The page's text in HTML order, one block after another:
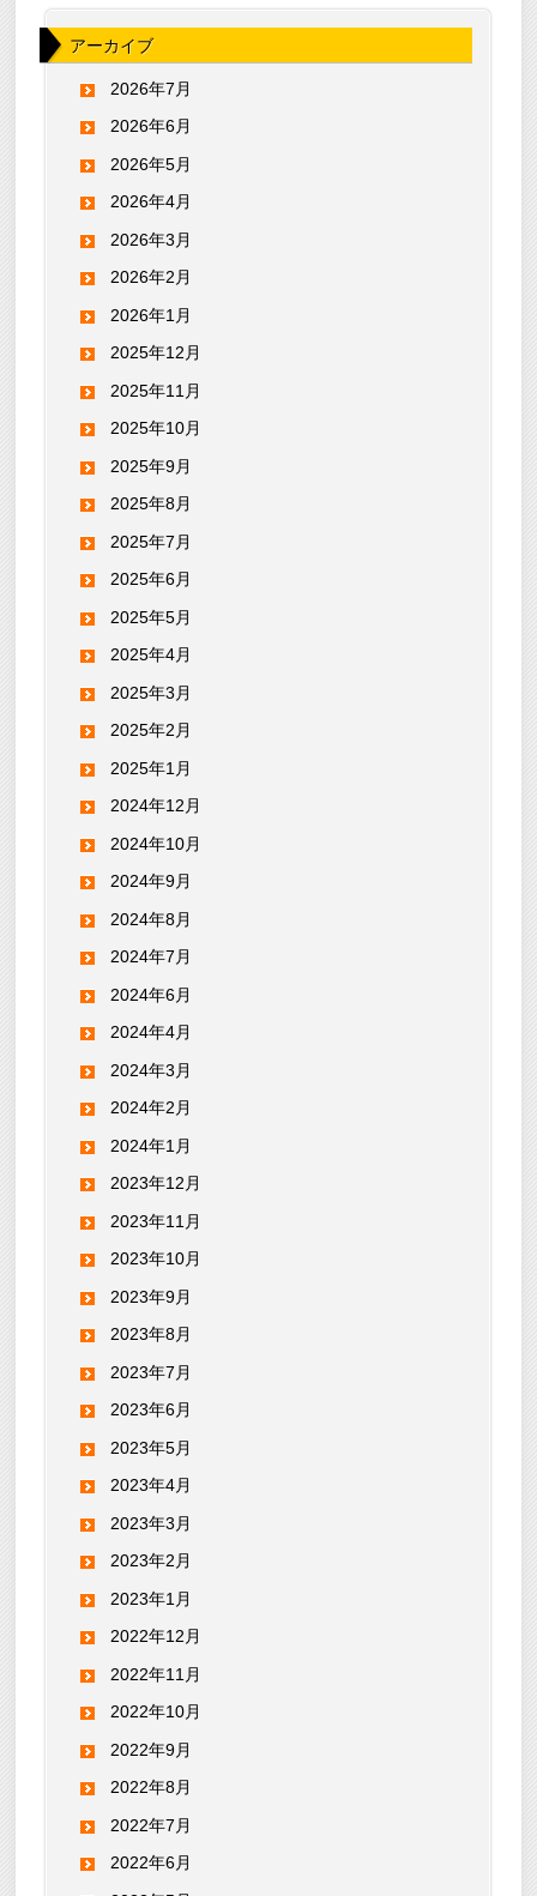
アーカイブ
2026年7月
2026年6月
2026年5月
2026年4月
2026年3月
2026年2月
2026年1月
2025年12月
2025年11月
2025年10月
2025年9月
2025年8月
2025年7月
2025年6月
2025年5月
2025年4月
2025年3月
2025年2月
2025年1月
2024年12月
2024年10月
2024年9月
2024年8月
2024年7月
2024年6月
2024年4月
2024年3月
2024年2月
2024年1月
2023年12月
2023年11月
2023年10月
2023年9月
2023年8月
2023年7月
2023年6月
2023年5月
2023年4月
2023年3月
2023年2月
2023年1月
2022年12月
2022年11月
2022年10月
2022年9月
2022年8月
2022年7月
2022年6月